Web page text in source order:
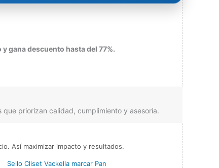
gana descuento hasta del 77%.
priorizan calidad, cumplimiento y asesoría.
Así maximizar impacto y resultados.
Sello Cliset Vackella marcar Pan